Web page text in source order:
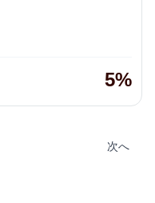
5%
次へ